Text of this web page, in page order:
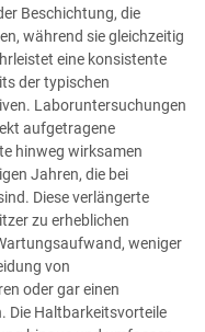
Beschichtung, die
während sie gleichzeitig
eine konsistente
der typischen
Laboruntersuchungen
aufgetragene
hinweg wirksamen
Jahren, die bei
Diese verlängerte
zu erheblichen
weniger
von
oder gar einen
Die Haltbarkeitsvorteile